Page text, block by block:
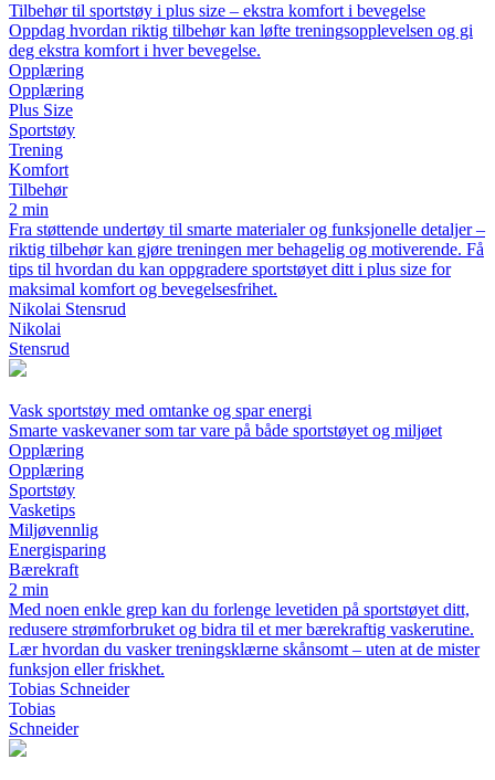
Tilbehør til sportstøy i plus size – ekstra komfort i bevegelse
Oppdag hvordan riktig tilbehør kan løfte treningsopplevelsen og gi
deg ekstra komfort i hver bevegelse.
Opplæring
Opplæring
Plus Size
Sportstøy
Trening
Komfort
Tilbehør
2 min
Fra støttende undertøy til smarte materialer og funksjonelle detaljer –
riktig tilbehør kan gjøre treningen mer behagelig og motiverende. Få
tips til hvordan du kan oppgradere sportstøyet ditt i plus size for
maksimal komfort og bevegelsesfrihet.
Nikolai Stensrud
Nikolai
Stensrud
Vask sportstøy med omtanke og spar energi
Smarte vaskevaner som tar vare på både sportstøyet og miljøet
Opplæring
Opplæring
Sportstøy
Vasketips
Miljøvennlig
Energisparing
Bærekraft
2 min
Med noen enkle grep kan du forlenge levetiden på sportstøyet ditt,
redusere strømforbruket og bidra til et mer bærekraftig vaskerutine.
Lær hvordan du vasker treningsklærne skånsomt – uten at de mister
funksjon eller friskhet.
Tobias Schneider
Tobias
Schneider